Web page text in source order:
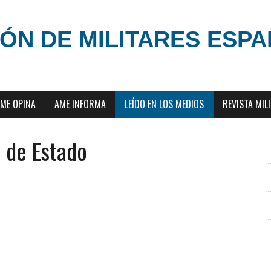
DE MILITARES
OPINA AME INFORMA LEÍDO EN LOS MEDIOS REVISTA
Estado